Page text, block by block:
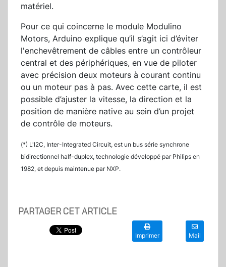
matériel.
Pour ce qui coincerne le module Modulino
Motors, Arduino explique qu’il s’agit ici d’éviter
l'enchevêtrement de câbles entre un contrôleur
central et des périphériques, en vue de piloter
avec précision deux moteurs à courant continu
ou un moteur pas à pas. Avec cette carte, il est
possible d’ajuster la vitesse, la direction et la
position de manière native au sein d’un projet
de contrôle de moteurs.
(*) L'I2C, Inter-Integrated Circuit, est un bus série synchrone
bidirectionnel half-duplex, technologie développé par Philips en
1982, et depuis maintenue par NXP.
PARTAGER CET ARTICLE
Imprimer Mail